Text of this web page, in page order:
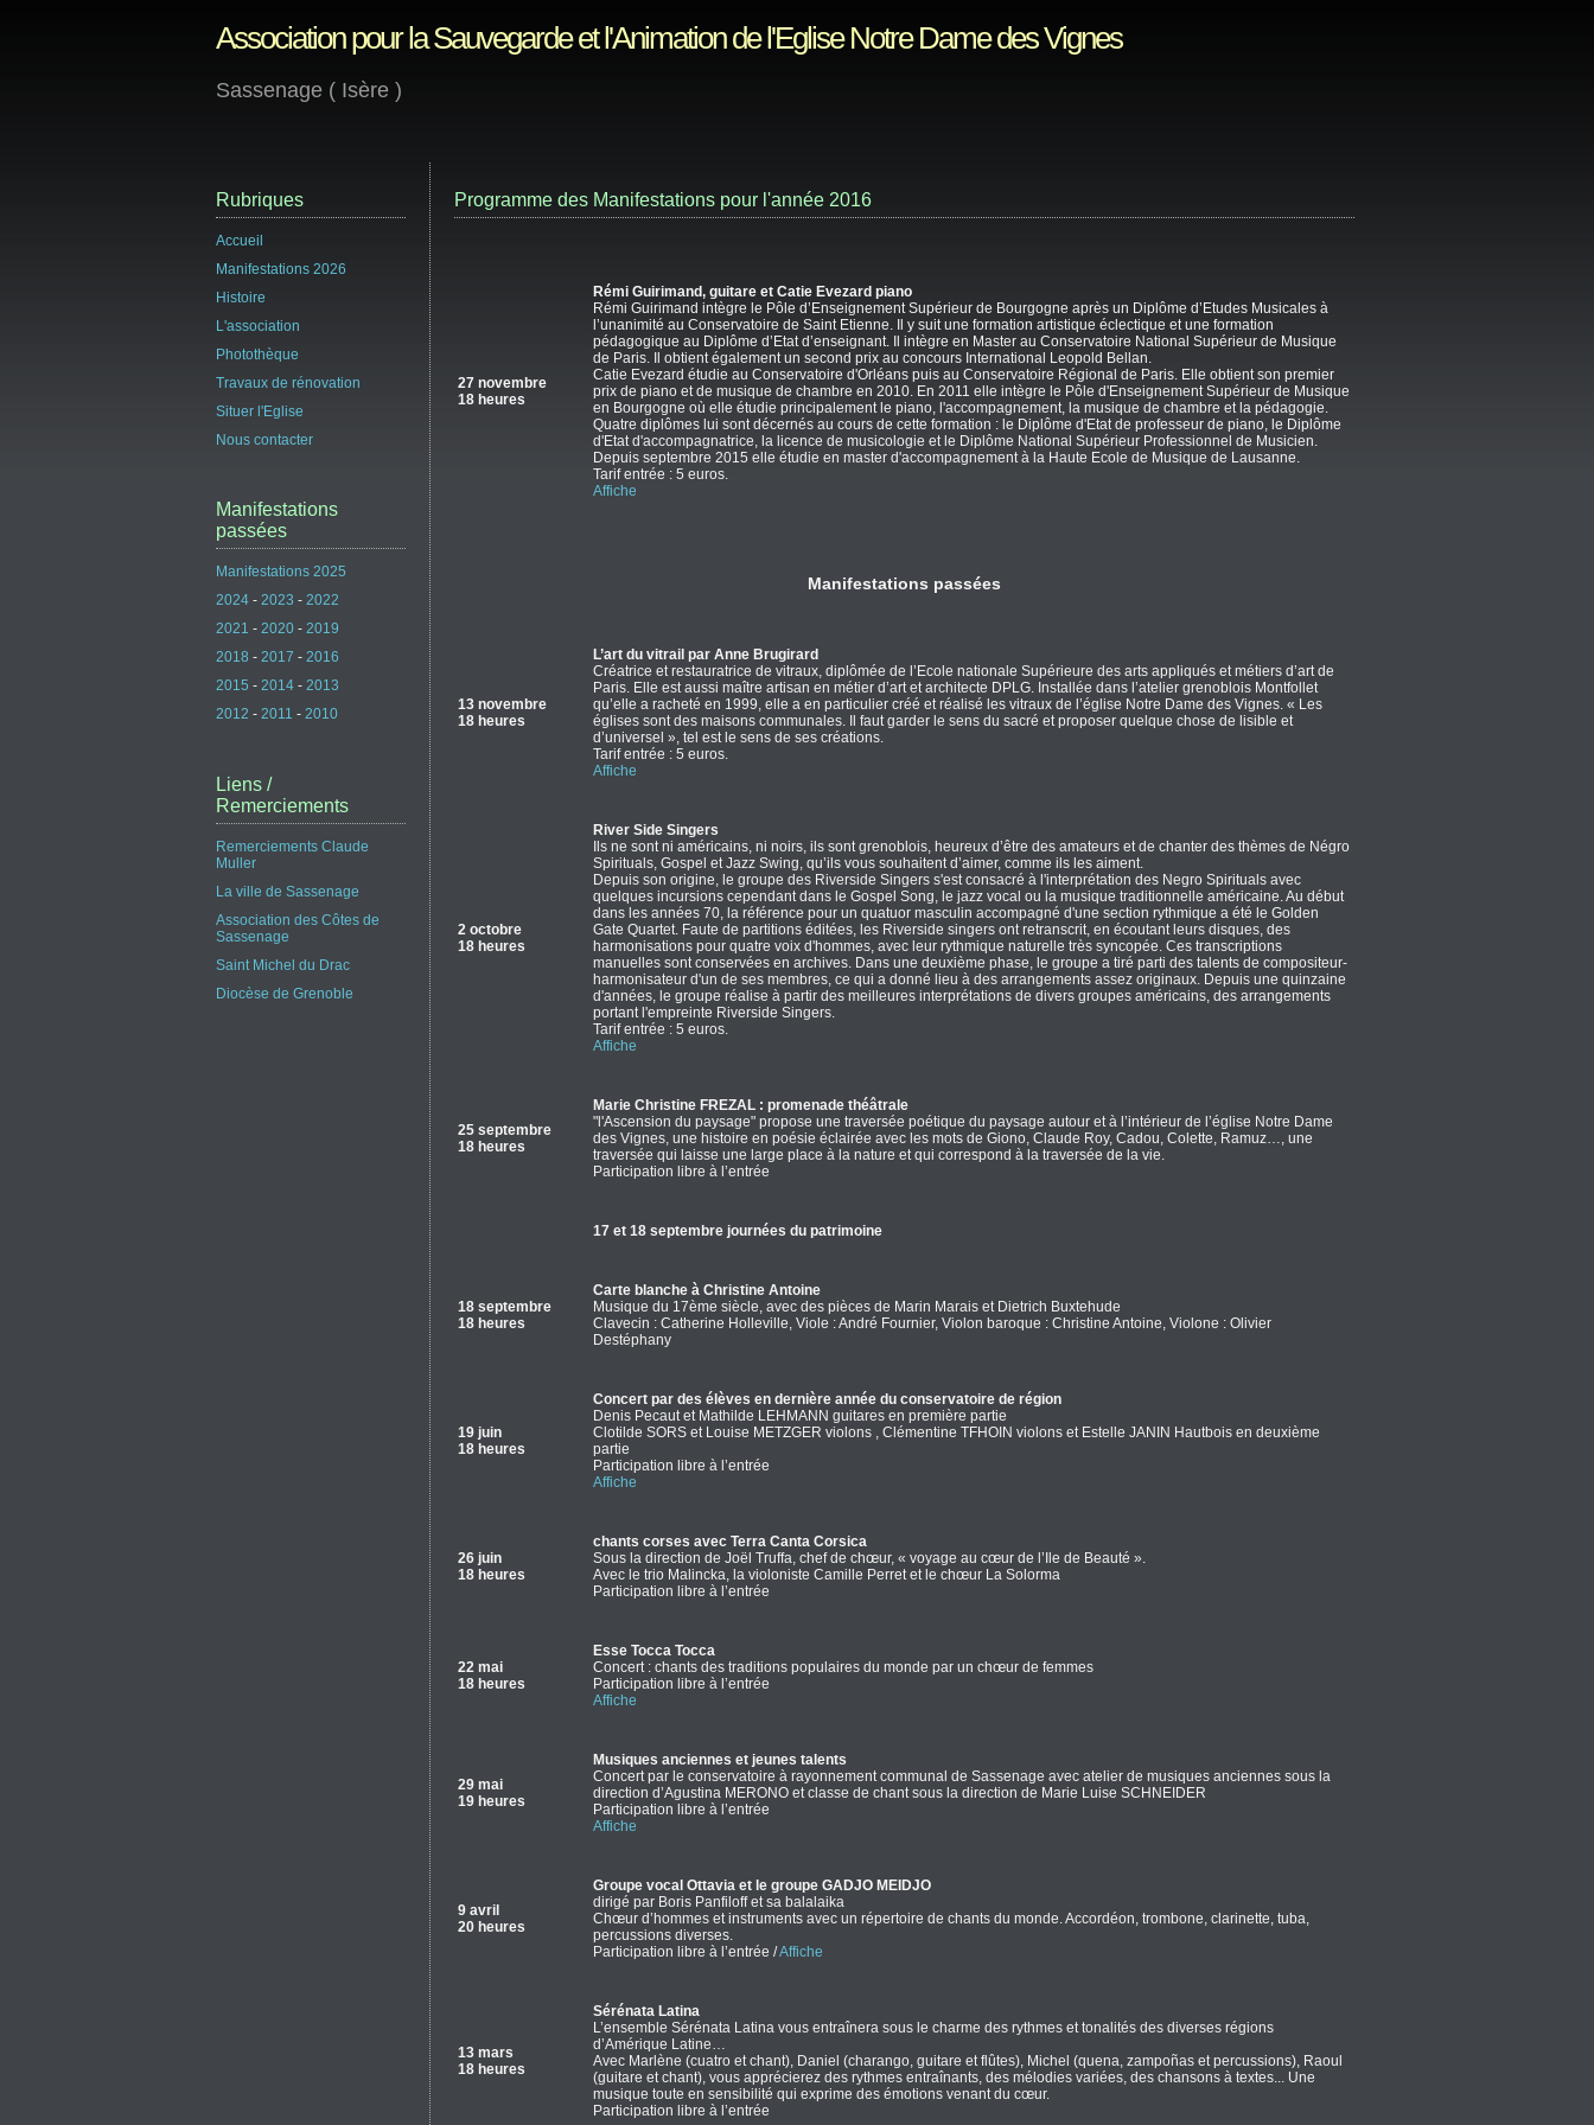
Association pour la Sauvegarde et l'Animation de l'Eglise Notre Dame des Vignes
Sassenage ( Isère )
Programme des Manifestations pour l'année 2016
27 novembre
18 heures
Rémi Guirimand, guitare et Catie Evezard piano
Rémi Guirimand intègre le Pôle d’Enseignement Supérieur de Bourgogne après un Diplôme d’Etudes Musicales à
l’unanimité au Conservatoire de Saint Etienne. Il y suit une formation artistique éclectique et une formation
pédagogique au Diplôme d’Etat d’enseignant. Il intègre en Master au Conservatoire National Supérieur de Musique
de Paris. Il obtient également un second prix au concours International Leopold Bellan.
Catie Evezard étudie au Conservatoire d'Orléans puis au Conservatoire Régional de Paris. Elle obtient son premier
prix de piano et de musique de chambre en 2010. En 2011 elle intègre le Pôle d'Enseignement Supérieur de Musique
en Bourgogne où elle étudie principalement le piano, l'accompagnement, la musique de chambre et la pédagogie.
Quatre diplômes lui sont décernés au cours de cette formation : le Diplôme d'Etat de professeur de piano, le Diplôme
d'Etat d'accompagnatrice, la licence de musicologie et le Diplôme National Supérieur Professionnel de Musicien.
Depuis septembre 2015 elle étudie en master d'accompagnement à la Haute Ecole de Musique de Lausanne.
Tarif entrée : 5 euros.
Affiche
Manifestations passées
13 novembre
18 heures
L’art du vitrail par Anne Brugirard
Créatrice et restauratrice de vitraux, diplômée de l’Ecole nationale Supérieure des arts appliqués et métiers d’art de
Paris. Elle est aussi maître artisan en métier d’art et architecte DPLG. Installée dans l’atelier grenoblois Montfollet
qu’elle a racheté en 1999, elle a en particulier créé et réalisé les vitraux de l’église Notre Dame des Vignes. « Les
églises sont des maisons communales. Il faut garder le sens du sacré et proposer quelque chose de lisible et
d’universel », tel est le sens de ses créations.
Tarif entrée : 5 euros.
Affiche
2 octobre
18 heures
River Side Singers
Ils ne sont ni américains, ni noirs, ils sont grenoblois, heureux d’être des amateurs et de chanter des thèmes de Négro
Spirituals, Gospel et Jazz Swing, qu’ils vous souhaitent d’aimer, comme ils les aiment.
Depuis son origine, le groupe des Riverside Singers s'est consacré à l'interprétation des Negro Spirituals avec
quelques incursions cependant dans le Gospel Song, le jazz vocal ou la musique traditionnelle américaine. Au début
dans les années 70, la référence pour un quatuor masculin accompagné d'une section rythmique a été le Golden
Gate Quartet. Faute de partitions éditées, les Riverside singers ont retranscrit, en écoutant leurs disques, des
harmonisations pour quatre voix d'hommes, avec leur rythmique naturelle très syncopée. Ces transcriptions
manuelles sont conservées en archives. Dans une deuxième phase, le groupe a tiré parti des talents de compositeur-
harmonisateur d'un de ses membres, ce qui a donné lieu à des arrangements assez originaux. Depuis une quinzaine
d'années, le groupe réalise à partir des meilleures interprétations de divers groupes américains, des arrangements
portant l'empreinte Riverside Singers.
Tarif entrée : 5 euros.
Affiche
25 septembre
18 heures
Marie Christine FREZAL : promenade théâtrale
"l'Ascension du paysage" propose une traversée poétique du paysage autour et à l’intérieur de l’église Notre Dame
des Vignes, une histoire en poésie éclairée avec les mots de Giono, Claude Roy, Cadou, Colette, Ramuz…, une
traversée qui laisse une large place à la nature et qui correspond à la traversée de la vie.
Participation libre à l’entrée
17 et 18 septembre journées du patrimoine
18 septembre
18 heures
Carte blanche à Christine Antoine
Musique du 17ème siècle, avec des pièces de Marin Marais et Dietrich Buxtehude
Clavecin : Catherine Holleville, Viole : André Fournier, Violon baroque : Christine Antoine, Violone : Olivier
Destéphany
19 juin
18 heures
Concert par des élèves en dernière année du conservatoire de région
Denis Pecaut et Mathilde LEHMANN guitares en première partie
Clotilde SORS et Louise METZGER violons , Clémentine TFHOIN violons et Estelle JANIN Hautbois en deuxième
partie
Participation libre à l’entrée
Affiche
26 juin
18 heures
chants corses avec Terra Canta Corsica
Sous la direction de Joël Truffa, chef de chœur, « voyage au cœur de l’Ile de Beauté ».
Avec le trio Malincka, la violoniste Camille Perret et le chœur La Solorma
Participation libre à l’entrée
22 mai
18 heures
Esse Tocca Tocca
Concert : chants des traditions populaires du monde par un chœur de femmes
Participation libre à l’entrée
Affiche
29 mai
19 heures
Musiques anciennes et jeunes talents
Concert par le conservatoire à rayonnement communal de Sassenage avec atelier de musiques anciennes sous la
direction d’Agustina MERONO et classe de chant sous la direction de Marie Luise SCHNEIDER
Participation libre à l’entrée
Affiche
9 avril
20 heures
Groupe vocal Ottavia et le groupe GADJO MEIDJO
dirigé par Boris Panfiloff et sa balalaika
Chœur d’hommes et instruments avec un répertoire de chants du monde. Accordéon, trombone, clarinette, tuba,
percussions diverses.
Participation libre à l’entrée /Affiche
13 mars
18 heures
Sérénata Latina
L’ensemble Sérénata Latina vous entraînera sous le charme des rythmes et tonalités des diverses régions
d’Amérique Latine…
Avec Marlène (cuatro et chant), Daniel (charango, guitare et flûtes), Michel (quena, zampoñas et percussions), Raoul
(guitare et chant), vous apprécierez des rythmes entraînants, des mélodies variées, des chansons à textes... Une
musique toute en sensibilité qui exprime des émotions venant du cœur.
Participation libre à l’entrée
Rubriques
Accueil
Manifestations 2026
Histoire
L'association
Photothèque
Travaux de rénovation
Situer l'Eglise
Nous contacter
Manifestations
passées
Manifestations 2025
2024 - 2023 - 2022
2021 - 2020 - 2019
2018 - 2017 - 2016
2015 - 2014 - 2013
2012 - 2011 - 2010
Liens /
Remerciements
Remerciements Claude
Muller
La ville de Sassenage
Association des Côtes de
Sassenage
Saint Michel du Drac
Diocèse de Grenoble